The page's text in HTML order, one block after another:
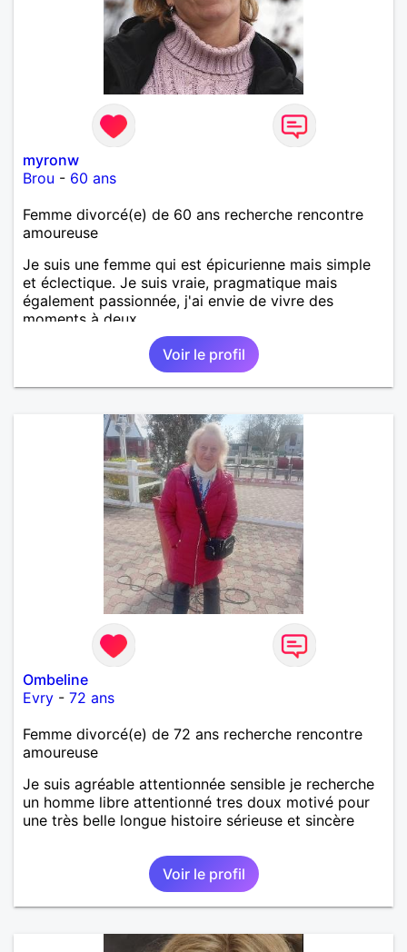
myronw
Brou - 60 ans
Femme divorcé(e) de 60 ans recherche rencontre
amoureuse
Je suis une femme qui est épicurienne mais simple
et éclectique. Je suis vraie, pragmatique mais
également passionnée, j'ai envie de vivre des
moments à deux.
Voir le profil
Ombeline
Evry - 72 ans
Femme divorcé(e) de 72 ans recherche rencontre
amoureuse
Je suis agréable attentionnée sensible je recherche
un homme libre attentionné tres doux motivé pour
une très belle longue histoire sérieuse et sincère
Voir le profil